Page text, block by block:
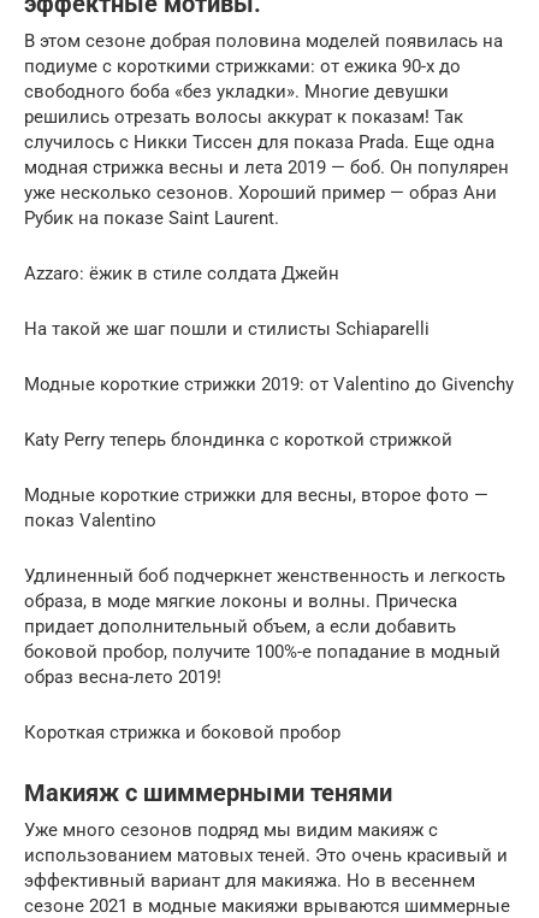
В этом сезоне добрая половина моделей появилась на
подиуме с короткими стрижками: от ежика 90-х до
свободного боба «без укладки». Многие девушки
решились отрезать волосы аккурат к показам! Так
случилось с Никки Тиссен для показа Prada. Еще одна
модная стрижка весны и лета 2019 — боб. Он популярен
уже несколько сезонов. Хороший пример — образ Ани
Рубик на показе Saint Laurent.
Azzaro: ёжик в стиле солдата Джейн
На такой же шаг пошли и стилисты Schiaparelli
Модные короткие стрижки 2019: от Valentino до Givenchy
Katy Perry теперь блондинка с короткой стрижкой
Модные короткие стрижки для весны, второе фото —
показ Valentino
Удлиненный боб подчеркнет женственность и легкость
образа, в моде мягкие локоны и волны. Прическа
придает дополнительный объем, а если добавить
боковой пробор, получите 100%-е попадание в модный
образ весна-лето 2019!
Короткая стрижка и боковой пробор
Макияж с шиммерными тенями
Уже много сезонов подряд мы видим макияж с
использованием матовых теней. Это очень красивый и
эффективный вариант для макияжа. Но в весеннем
сезоне 2021 в модные макияжи врываются шиммерные